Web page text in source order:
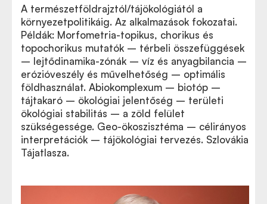
A természetföldrajztól/tájökológiától a
környezetpolitikáig. Az alkalmazások fokozatai.
Példák: Morfometria-topikus, chorikus és
topochorikus mutatók – térbeli összefüggések
– lejtődinamika-zónák – víz és anyagbilancia –
erózióveszély és művelhetőség – optimális
földhasználat. Abiokomplexum – biotóp –
tájtakaró – ökológiai jelentőség – területi
ökológiai stabilitás – a zöld felület
szükségessége. Geo-ökoszisztéma – célirányos
interpretációk – tájökológiai tervezés. Szlovákia
Tájatlasza.